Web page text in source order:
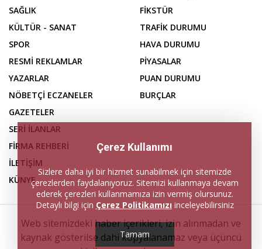
SAĞLIK
KÜLTÜR - SANAT
SPOR
RESMİ REKLAMLAR
YAZARLAR
NÖBETÇİ ECZANELER
FİKSTÜR
TRAFİK DURUMU
HAVA DURUMU
PİYASALAR
PUAN DURUMU
BURÇLAR
GAZETELER
SERİ İLANLAR
FİRMA REHBERİ
İLETİŞİM
KÜNYE
Web sitemizdeki haber içerikleri, izin alınmadan ve
kaynak gösterilse dahi kopyalanamaz veya üçüncü
Çerez Kullanımı
Sizlere daha iyi bir hizmet sunabilmek için sitemizde
çerezlerden faydalanıyoruz. Sitemizi kullanmaya devam
ederek çerezleri kullanmamıza izin vermiş olursunuz.
Detaylı bilgi için Çerez Politikamızı inceleyebilirsiniz
Tamam